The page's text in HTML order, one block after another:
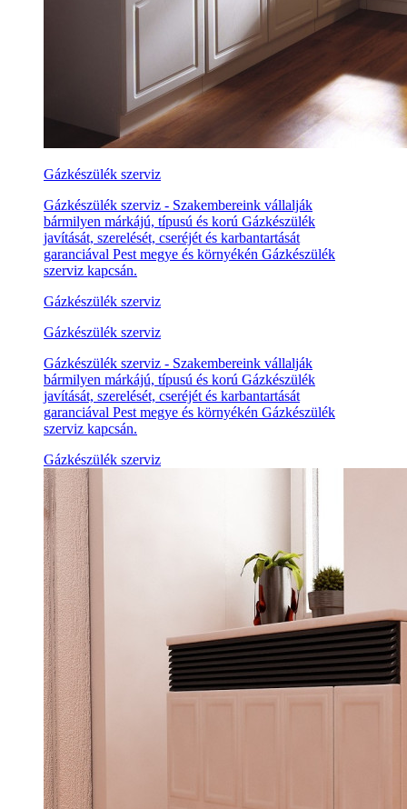
Gázkészülék szerviz
Gázkészülék szerviz - Szakembereink vállalják
bármilyen márkájú, típusú és korú Gázkészülék
javítását, szerelését, cseréjét és karbantartását
garanciával Pest megye és környékén Gázkészülék
szerviz kapcsán.
Gázkészülék szerviz
Gázkészülék szerviz
Gázkészülék szerviz - Szakembereink vállalják
bármilyen márkájú, típusú és korú Gázkészülék
javítását, szerelését, cseréjét és karbantartását
garanciával Pest megye és környékén Gázkészülék
szerviz kapcsán.
Gázkészülék szerviz